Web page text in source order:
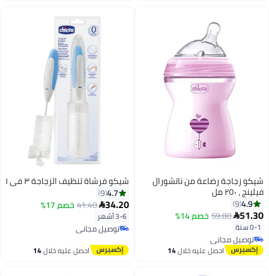
شيكو زجاجة رضاعة من ناتشورال
فيلينج ، ٢٥٠ مل
4.9
9
51.30
59.80خصم 14%
0-1 سنة
توصيل مجاني
توصيل مجانياحصل عليه خلال14
شيكو فرشاة تنظيف الزجاجة ٣ في ١
4.7
9
34.20
41.40خصم 17%
3-6 أشهر
توصيل مجاني
توصيل مجاني
احصل عليه خلال14